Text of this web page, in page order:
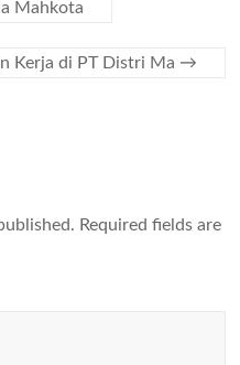
Mahkota
Kerja di PT Distri Ma →
Required fields are